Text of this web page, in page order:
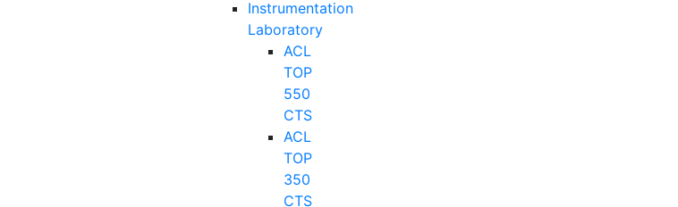
Instrumentation
Laboratory
ACL
TOP
550
CTS
ACL
TOP
350
CTS